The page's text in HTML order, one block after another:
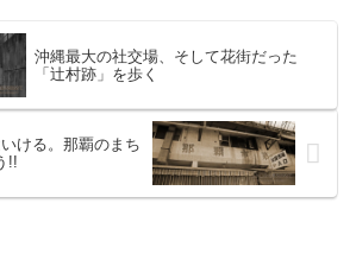
沖縄最大の社交場、そして花街だった
「辻村跡」を歩く
ける。那覇のまち
!!